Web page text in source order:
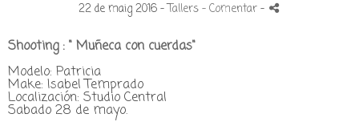
22 de maig 2016 -Tallers- Comentar-
Shooting : " Muñeca con cuerdas"
Modelo: Patricia
Make: Isabel Temprado
Localización: Studio Central
Sabado 28 de mayo.